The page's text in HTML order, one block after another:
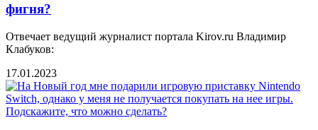
фигня?
Отвечает ведущий журналист портала Kirov.ru Владимир
Клабуков:
17.01.2023